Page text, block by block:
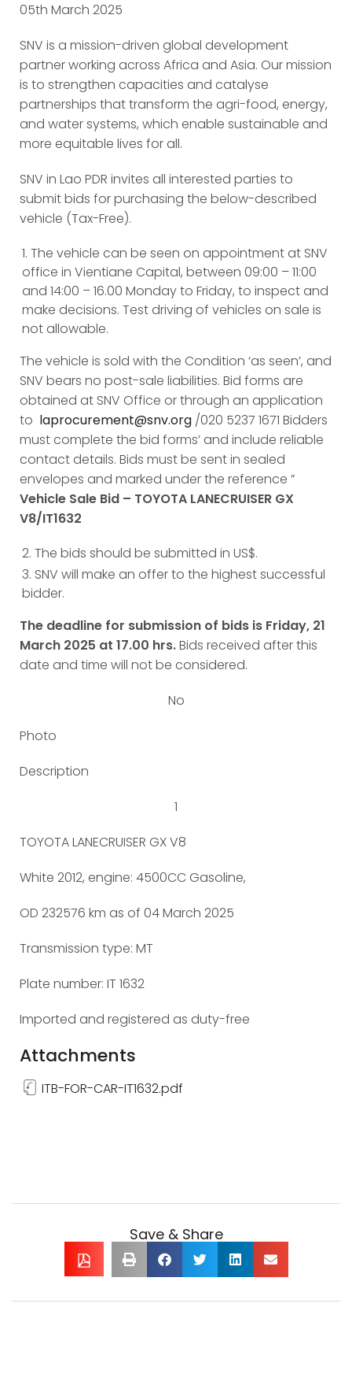
05th March 2025
SNV is a mission-driven global development
partner working across Africa and Asia. Our mission
is to strengthen capacities and catalyse
partnerships that transform the agri-food, energy,
and water systems, which enable sustainable and
more equitable lives for all.
SNV in Lao PDR invites all interested parties to
submit bids for purchasing the below-described
vehicle (Tax-Free).
The vehicle can be seen on appointment at SNV
office in Vientiane Capital, between 09:00 – 11:00
and 14:00 – 16.00 Monday to Friday, to inspect and
make decisions. Test driving of vehicles on sale is
not allowable.
The vehicle is sold with the Condition ‘as seen’, and
SNV bears no post-sale liabilities. Bid forms are
obtained at SNV Office or through an application
to laprocurement@snv.org /020 5237 1671 Bidders
must complete the bid forms’ and include reliable
contact details. Bids must be sent in sealed
envelopes and marked under the reference ”
Vehicle Sale Bid – TOYOTA LANECRUISER GX
V8/IT1632
The bids should be submitted in US$.
SNV will make an offer to the highest successful
bidder.
The deadline for submission of bids is Friday, 21
March 2025 at 17.00 hrs.Bids received after this
date and time will not be considered.
No
Photo
Description
1
TOYOTA LANECRUISER GX V8
White 2012, engine: 4500CC Gasoline,
OD 232576 km as of 04 March 2025
Transmission type: MT
Plate number: IT 1632
Imported and registered as duty-free
Attachments
ITB-FOR-CAR-IT1632.pdf
Save & Share